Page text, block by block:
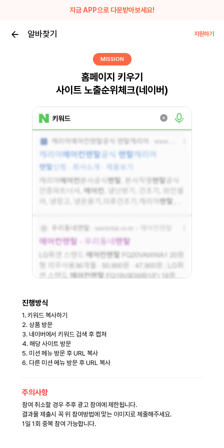
지금 APP으로 다운받아보세요!
알바찾기 지원하기
MISSION
홈페이지 키우기
사이트 노출순위체크(네이버)
진행방식
1. 키워드 복사하기
2. 상품 방문
3. 네이버에서 키워드 검색 후 캡쳐
4. 해당 사이트 방문
5. 미션 메뉴 방문 후 URL 복사
6. 다른 미션 메뉴 방문 후 URL 복사
주의사항
참여 취소할 경우 추후 광고 참여에 제한됩니다.
결과물 제출시 꼭 위 참여방법에 맞는 이미지로 체줄해주세요.
1일 1회 중복 참여 가능합니다.